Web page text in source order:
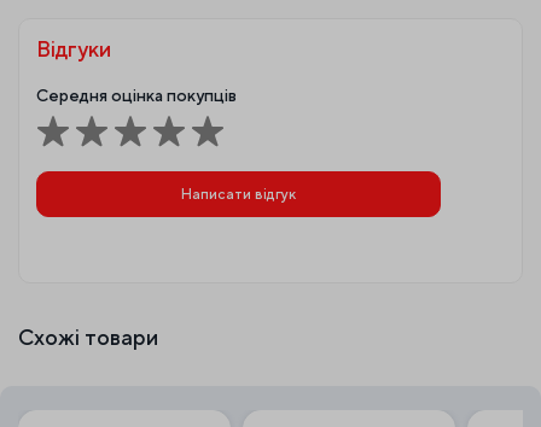
Відгуки
Середня оцінка покупців
Написати відгук
Схожі товари